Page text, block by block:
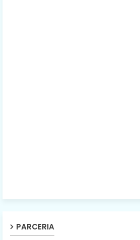
PARCERIA